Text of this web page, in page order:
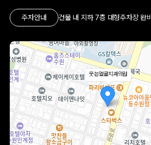
주차안내 건물 내 지하 7층 대형주차장 완비
웃는얼굴치과의원